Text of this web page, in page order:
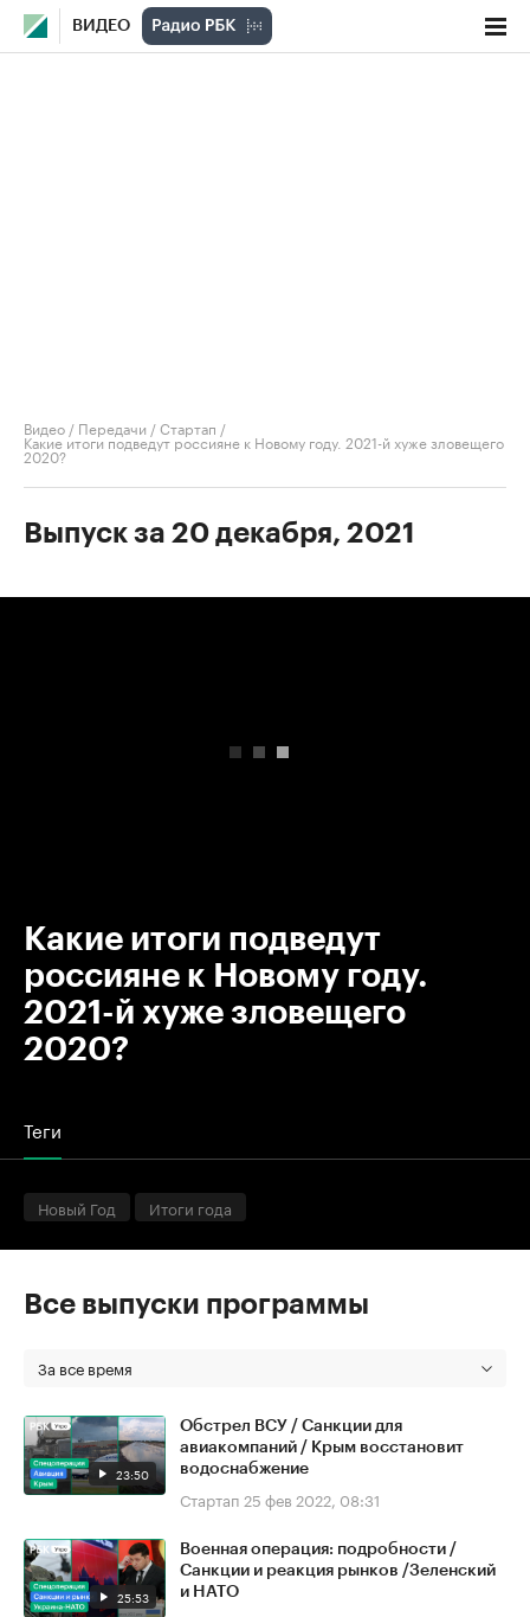
ВИДЕО
Видео / Передачи /Стартап /
Какие итоги подведут россияне к Новому году. 2021-й хуже зловещего
2020?
Выпуск за 20 декабря, 2021
Какие итоги подведут
россияне к Новому году.
2021-й хуже зловещего
2020?
Теги
Новый Год Итоги года
Все выпуски программы
За все время
23:50
Обстрел ВСУ / Санкции для
авиакомпаний / Крым восстановит
водоснабжение
Стартап 25 фев 2022, 08:31
25:53
Военная операция: подробности /
Санкции и реакция рынков /Зеленский
и НАТО